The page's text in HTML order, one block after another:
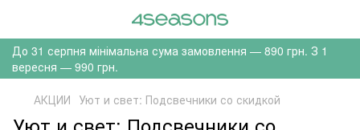
До 31 серпня мінімальна сума замовлення — 890 грн. З 1
вересня — 990 грн.
АКЦИИ Уют и свет: Подсвечники со скидкой